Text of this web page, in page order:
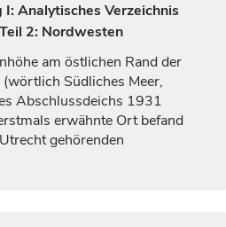
Analytisches Verzeichnis
2: Nordwesten
am östlichen Rand der
Südliches Meer,
Abschlussdeichs 1931
erwähnte Ort befand
Utrechtgehörenden